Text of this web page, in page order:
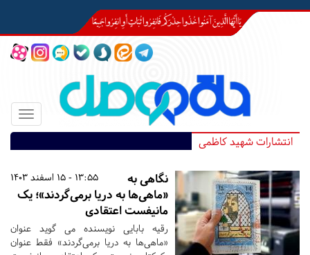
Toggle
انتشارات شهید کاظمی
13:55 - 15 اسفند 1403
نگاهی به
«ماهی‌ها به دریا برمی‌گردند»؛ یک
مانیفست اعتقادی
رقیه بابایی نویسنده می گوید عنوان
«ماهی‌ها به دریا برمی‌گردند» فقط عنوان